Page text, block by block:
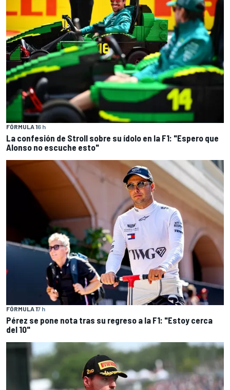
FÓRMULA 16 h
La confesión de Stroll sobre su ídolo en la F1: "Espero que
Alonso no escuche esto"
FÓRMULA 17 h
Pérez se pone nota tras su regreso a la F1: "Estoy cerca
del 10"